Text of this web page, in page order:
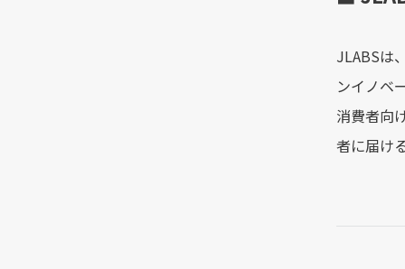
JLABSは
ンイノベ
消費者向
者に届け